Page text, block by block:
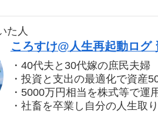
た人
ころすけ@人生再起動ログ
・40代夫と30代嫁の庶民夫婦
・投資と支出の最適化で資産
・5000万円相当を株式等で運
・社畜を卒業し自分の人生取